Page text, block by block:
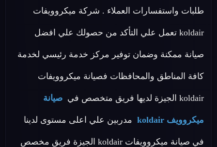
طلبات واستفسارات العملاء . شركة ميكروويفات
koldair تعمل علي التأكد من حصولك علي افضل
صيانة ممكنة وضمان توفير مركز خدمة رئيسي لخدمة
كافة المناطق والمحافظات فصيانة ميكروويفات
koldair الجيزة لديها فريق متخصص في صيانة
ميكروويف koldair مدربين علي اعلى مستوى لدينا
في صيانة ميكروويفات koldair الجيزة فريق مخصص